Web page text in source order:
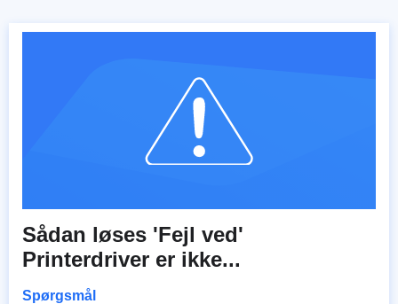
Sådan løses 'Fejl ved'
Printerdriver er ikke...
Spørgsmål